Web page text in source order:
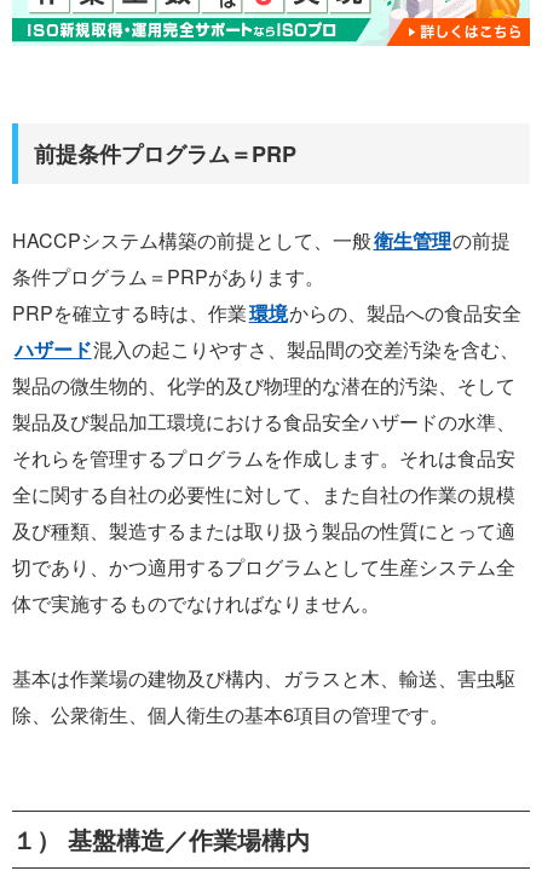
前提条件プログラム＝PRP
HACCPシステム構築の前提として、一般衛生管理の前提
条件プログラム＝PRPがあります。
PRPを確立する時は、作業環境からの、製品への食品安全
ハザード混入の起こりやすさ、製品間の交差汚染を含む、
製品の微生物的、化学的及び物理的な潜在的汚染、そして
製品及び製品加工環境における食品安全ハザードの水準、
それらを管理するプログラムを作成します。それは食品安
全に関する自社の必要性に対して、また自社の作業の規模
及び種類、製造するまたは取り扱う製品の性質にとって適
切であり、かつ適用するプログラムとして生産システム全
体で実施するものでなければなりません。
基本は作業場の建物及び構内、ガラスと木、輸送、害虫駆
除、公衆衛生、個人衛生の基本6項目の管理です。
１） 基盤構造／作業場構内